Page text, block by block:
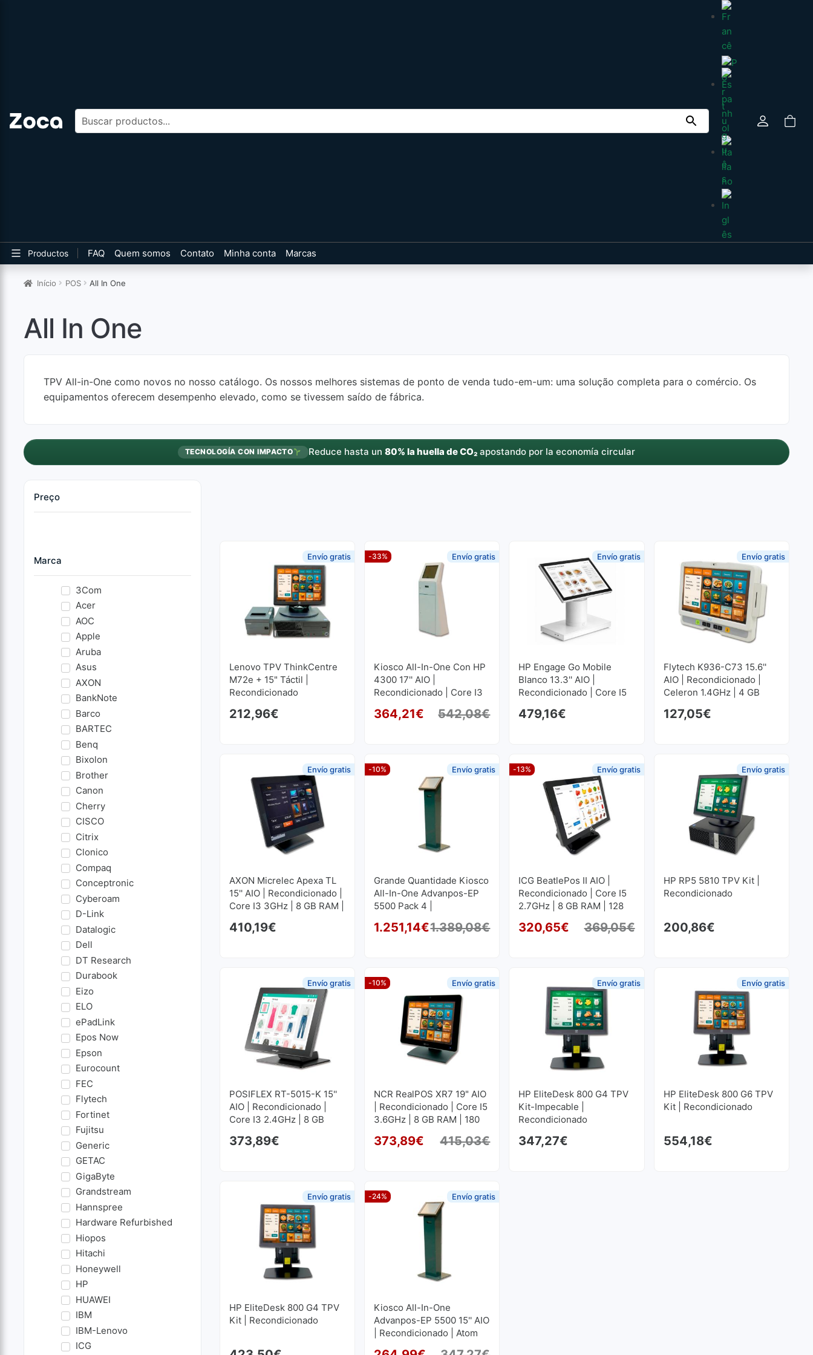
Buscar productos
Productos FAQ Quem somos Contato Minha conta Marcas
Início POS All In One
All In One
TPV All-in-One como novos no nosso catálogo. Os nossos melhores sistemas de ponto de venda tudo-em-um: uma solução completa para o comércio. Os
equipamentos oferecem desempenho elevado, como se tivessem saído de fábrica.
TECNOLOGÍA CON IMPACTO Reduce hasta un80% la huella de CO₂ apostando por la economía circular
Preço
Marca
3Com
Acer
AOC
Apple
Aruba
Asus
AXON
BankNote
Barco
BARTEC
Benq
Bixolon
Brother
Canon
Cherry
CISCO
Citrix
Clonico
Compaq
Conceptronic
Cyberoam
D-Link
Datalogic
Dell
DT Research
Durabook
Eizo
ELO
ePadLink
Epos Now
Epson
Eurocount
FEC
Flytech
Fortinet
Fujitsu
Generic
GETAC
GigaByte
Grandstream
Hannspree
Hardware Refurbished
Hiopos
Hitachi
Honeywell
HP
HUAWEI
IBM
IBM-Lenovo
ICG
Lenovo TPV ThinkCentre
M72e + 15" Táctil |
Recondicionado
212,96€
Envío gratis
Kiosco All-In-One Con HP
4300 17'' AIO |
Recondicionado | Core I3
GB SSD
542,08€
O preço original era: 542,08€.
364,21€
O preço atual é: 364,21€.
-33% Envío gratis
HP Engage Go Mobile
Blanco 13.3'' AIO |
Recondicionado | Core I5
GB SSD M2
479,16€
Envío gratis
Flytech K936-C73 15.6''
AIO | Recondicionado |
Celeron 1.4GHz | 4 GB
127,05€
Envío gratis
AXON Micrelec Apexa TL
15'' AIO | Recondicionado |
Core I3 3GHz | 8 GB RAM |
410,19€
Envío gratis
Grande Quantidade Kiosco
All-In-One Advanpos-EP
5500 Pack 4 |
1.389,08€
O preço original era: 1.389,08€.
1.251,14€
O preço atual é: 1.251,14€.
-10% Envío gratis
ICG BeatlePos II AIO |
Recondicionado | Core I5
2.7GHz | 8 GB RAM | 128
369,05€
O preço original era: 369,05€.
320,65€
O preço atual é: 320,65€.
-13% Envío gratis
HP RP5 5810 TPV Kit |
Recondicionado
200,86€
Envío gratis
POSIFLEX RT-5015-K 15''
AIO | Recondicionado |
Core I3 2.4GHz | 8 GB
373,89€
Envío gratis
NCR RealPOS XR7 19" AIO
| Recondicionado | Core I5
3.6GHz | 8 GB RAM | 180
415,03€
O preço original era: 415,03€.
373,89€
O preço atual é: 373,89€.
-10% Envío gratis
HP EliteDesk 800 G4 TPV
Kit-Impecable |
Recondicionado
347,27€
Envío gratis
HP EliteDesk 800 G6 TPV
Kit | Recondicionado
554,18€
Envío gratis
HP EliteDesk 800 G4 TPV
Kit | Recondicionado
Envío gratis
Kiosco All-In-One
Advanpos-EP 5500 15'' AIO
| Recondicionado | Atom
-24% Envío gratis